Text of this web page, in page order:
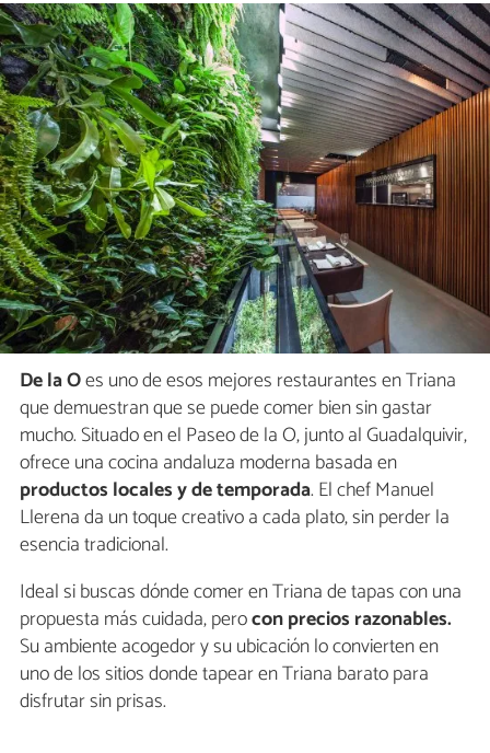
De la Oes uno de esos mejores restaurantes en Triana
que demuestran que se puede comer bien sin gastar
mucho. Situado en el Paseo de la O, junto al Guadalquivir,
ofrece una cocina andaluza moderna basada en
productos locales y de temporada. El chef Manuel
Llerena da un toque creativo a cada plato, sin perder la
esencia tradicional.
Ideal si buscas dónde comer en Triana de tapas con una
propuesta más cuidada, perocon precios razonables.
Su ambiente acogedor y su ubicación lo convierten en
uno de los sitios donde tapear en Triana barato para
disfrutar sin prisas.